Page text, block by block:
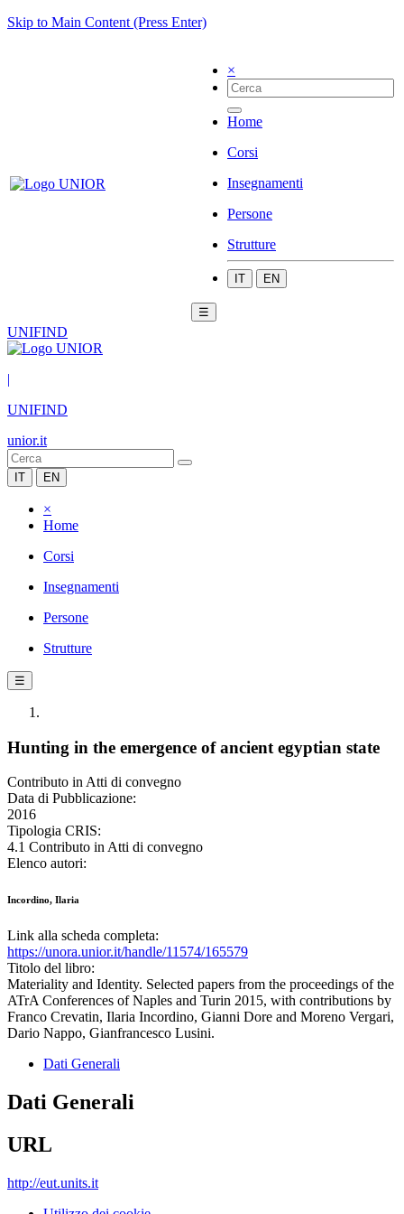
Skip to Main Content (Press Enter)
×
Home
Corsi
Insegnamenti
Persone
Strutture
IT EN
☰
UNIFIND
|
UNIFIND
unior.it
IT EN
×
Home
Corsi
Insegnamenti
Persone
Strutture
☰
Hunting in the emergence of ancient egyptian state
Contributo in Atti di convegno
Data di Pubblicazione:
2016
Tipologia CRIS:
4.1 Contributo in Atti di convegno
Elenco autori:
Incordino, Ilaria
Link alla scheda completa:
https://unora.unior.it/handle/11574/165579
Titolo del libro:
Materiality and Identity. Selected papers from the proceedings of the
ATrA Conferences of Naples and Turin 2015, with contributions by
Franco Crevatin, Ilaria Incordino, Gianni Dore and Moreno Vergari,
Dario Nappo, Gianfrancesco Lusini.
Dati Generali
Dati Generali
URL
http://eut.units.it